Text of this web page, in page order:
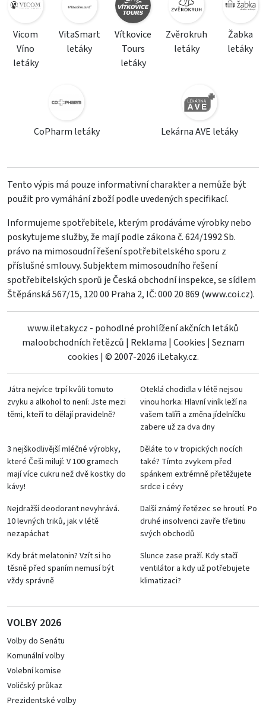
Vicom
Víno
letáky
VitaSmart
letáky
Vítkovice
Tours
letáky
Zvěrokruh
letáky
Žabka
letáky
CoPharm letáky Lekárna AVE letáky
Tento výpis má pouze informativní charakter a nemůže být
použit pro vymáhání zboží podle uvedených specifikací.
Informujeme spotřebitele, kterým prodáváme výrobky nebo
poskytujeme služby, že mají podle zákona č. 624/1992 Sb.
právo na mimosoudní řešení spotřebitelského sporu z
příslušné smlouvy. Subjektem mimosoudního řešení
spotřebitelských sporů je Česká obchodní inspekce, se sídlem
Štěpánská 567/15, 120 00 Praha 2, IČ: 000 20 869 (www.coi.cz).
www.iletaky.cz - pohodlné prohlížení akčních letáků
maloobchodních řetězců | Reklama | Cookies | Seznam
cookies | © 2007-2026 iLetaky.cz.
Játra nejvíce trpí kvůli tomuto
zvyku a alkohol to není: Jste mezi
těmi, kteří to dělají pravidelně?
Oteklá chodidla v létě nejsou
vinou horka: Hlavní viník leží na
vašem talíři a změna jídelníčku
zabere už za dva dny
3 nejškodlivější mléčné výrobky,
které Češi milují: V 100 gramech
mají více cukru než dvě kostky do
kávy!
Děláte to v tropických nocích
také? Tímto zvykem před
spánkem extrémně přetěžujete
srdce i cévy
Nejdražší deodorant nevyhrává.
10 levných triků, jak v létě
nezapáchat
Další známý řetězec se hroutí. Po
druhé insolvenci zavře třetinu
svých obchodů
Kdy brát melatonin? Vzít si ho
těsně před spaním nemusí být
vždy správně
Slunce zase praží. Kdy stačí
ventilátor a kdy už potřebujete
klimatizaci?
VOLBY 2026
Volby do Senátu
Komunální volby
Volební komise
Voličský průkaz
Prezidentské volby